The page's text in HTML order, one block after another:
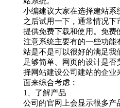
小编建议大家在选择建站
之后试用一下，通常情况下
提供免费下载和使用。免费
注意系统主要有的一些功能
站是不是可以很好的满足
足够简单、网页的设计是
择网站建设公司建站的企
面来综合考虑：
1、了解产品
公司的官网上会显示很多